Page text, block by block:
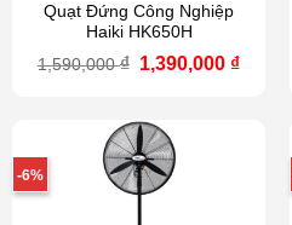
Quạt Đứng Công Nghiệp
Haiki HK650H
1,590,000₫ Giá
1,590,000 ₫.
1,390,000 ₫Giá
-6%